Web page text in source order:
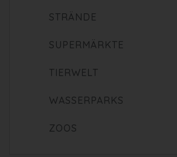
STRÄNDE
SUPERMÄRKTE
TIERWELT
WASSERPARKS
ZOOS